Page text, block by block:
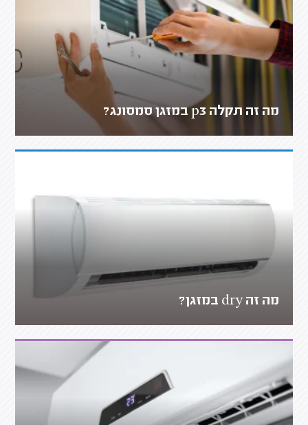
מה זה תקלה p3 במזגן סמסונג?
מה זה dry במזגן?